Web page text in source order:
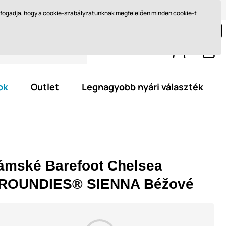
Méret kiválasztása Miért barefoot? Blog Ft - HU
Outlet Legnagyobb nyári választék
Barefoot Chelsea
SIENNA Béžové
hogy a cookie-szabályzatunknak megfelelően minden cookie-t